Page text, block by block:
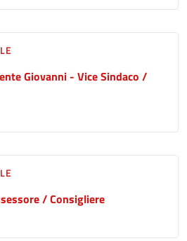
Giovanni - Vice Sindaco /
/ Consigliere